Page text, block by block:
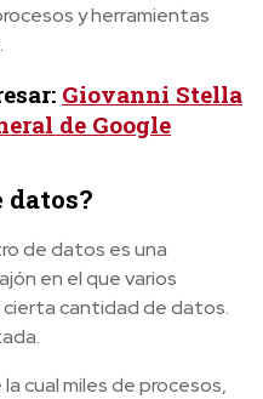
y herramientas
Giovanni Stella
de Google
datos?
de datos es una
en el que varios
cierta cantidad de datos.
cual miles de procesos,